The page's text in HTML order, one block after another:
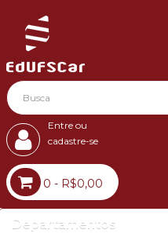
Entre ou
cadastre-se
0 - R$0,00
Departamentos